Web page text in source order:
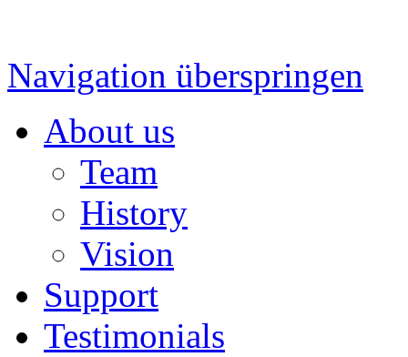
Navigation überspringen
About us
Team
History
Vision
Support
Testimonials